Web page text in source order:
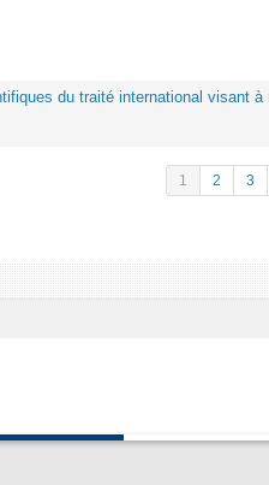
du traité international visant
1 2 3